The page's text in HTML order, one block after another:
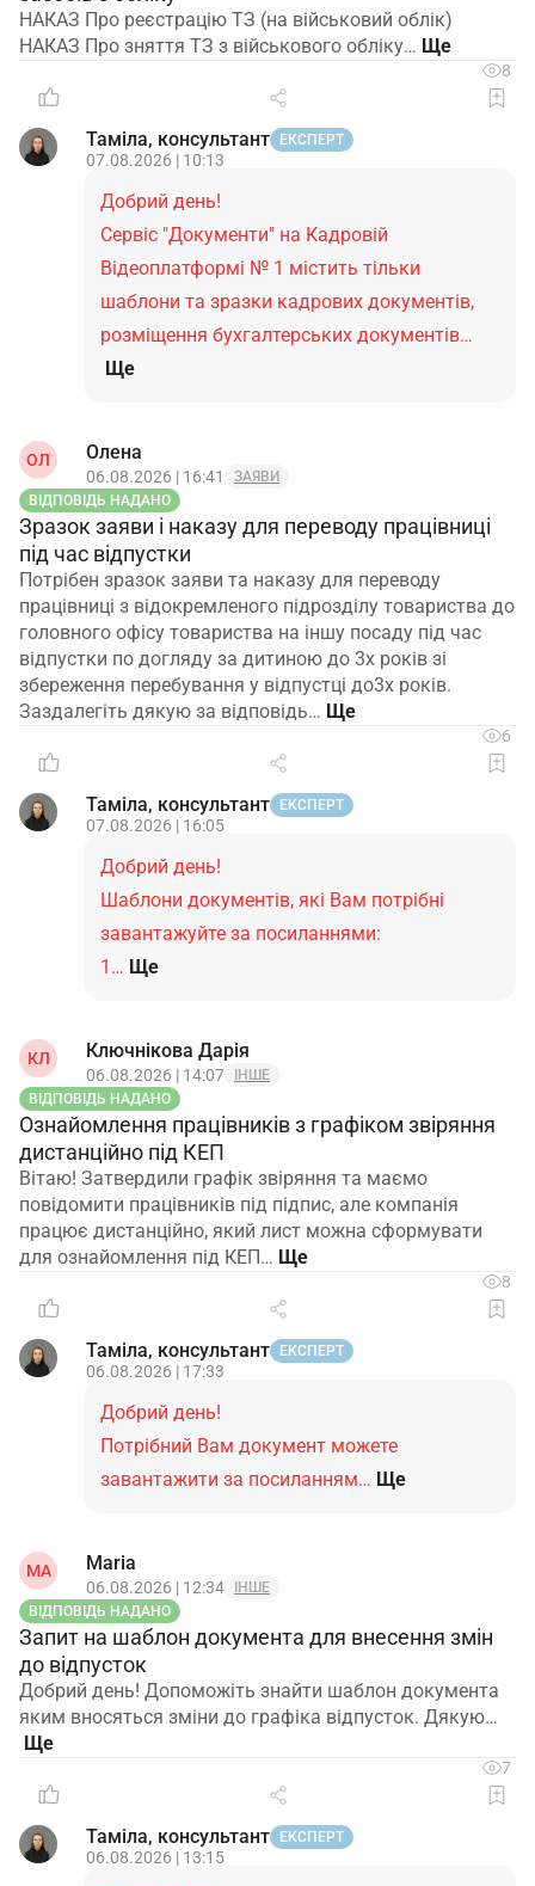
НАКАЗ Про реєстрацію ТЗ (на військовий облік)
НАКАЗ Про зняття ТЗ з військового обліку…
8
Таміла, консультант ЕКСПЕРТ
07.08.2026 | 10:13
Добрий день!
Сервіс "Документи" на Кадровій
Відеоплатформі № 1 містить тільки
шаблони та зразки кадрових документів,
розміщення бухгалтерських документів…
Ще
ОЛ Олена
06.08.2026 | 16:41
ЗАЯВИ
ВІДПОВІДЬ НАДАНО
Зразок заяви і наказу для переводу працівниці
під час відпустки
Потрібен зразок заяви та наказу для переводу
працівниці з відокремленого підрозділу товариства до
головного офісу товариства на іншу посаду під час
відпустки по догляду за дитиною до 3х років зі
збереження перебування у відпустці до3х років.
Заздалегіть дякую за відповідь…
6
Таміла, консультант ЕКСПЕРТ
07.08.2026 | 16:05
Добрий день!
Шаблони документів, які Вам потрібні
завантажуйте за посиланнями:
1… Ще
КЛ Ключнікова Дарія
06.08.2026 | 14:07
ІНШЕ
ВІДПОВІДЬ НАДАНО
Ознайомлення працівників з графіком звіряння
дистанційно під КЕП
Вітаю! Затвердили графік звіряння та маємо
повідомити працівників під підпис, але компанія
працює дистанційно, який лист можна сформувати
для ознайомлення під КЕП…
8
Таміла, консультант ЕКСПЕРТ
06.08.2026 | 17:33
Добрий день!
Потрібний Вам документ можете
завантажити за посиланням… Ще
MA Maria
06.08.2026 | 12:34
ІНШЕ
ВІДПОВІДЬ НАДАНО
Запит на шаблон документа для внесення змін
до відпусток
Добрий день! Допоможіть знайти шаблон документа
яким вносяться зміни до графіка відпусток. Дякую…
7
Таміла, консультант ЕКСПЕРТ
06.08.2026 | 13:15